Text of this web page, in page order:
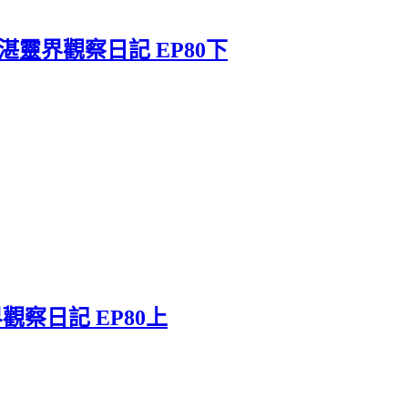
靈界觀察日記 EP80下
察日記 EP80上